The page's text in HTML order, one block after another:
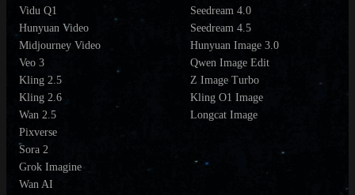
Vidu Q1
Hunyuan Video
Midjourney Video
Veo 3
Kling 2.5
Kling 2.6
Wan 2.5
Pixverse
Sora 2
Grok Imagine
Wan AI
Seedream 4.0
Seedream 4.5
Hunyuan Image 3.0
Qwen Image Edit
Z Image Turbo
Kling O1 Image
Longcat Image